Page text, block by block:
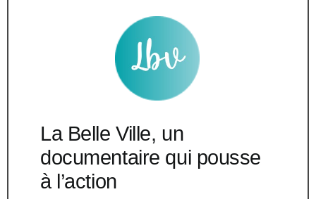
La Belle Ville, un
documentaire qui pousse
à l’action